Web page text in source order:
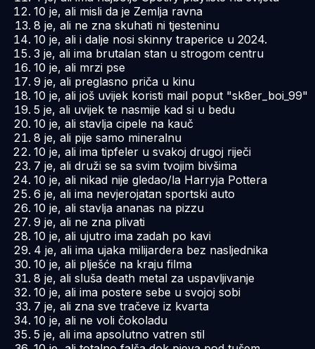
10 je, ali misli da je Zemlja ravna
8 je, ali ne zna skuhati ni tjesteninu
10 je, ali i dalje nosi skinny traperice u 2024.
3 je, ali ima brutalan stan u strogom centru
10 je, ali mrzi pse
9 je, ali preglasno priča u kinu
10 je, ali još uvijek koristi mail poput "sk8er_boi_99"
5 je, ali uvijek te nasmije kad si u bedu
10 je, ali stavlja cipele na kauč
8 je, ali pije samo mineralnu
10 je, ali ima tipfeler u svakoj drugoj riječi
7 je, ali druži se sa svim tvojim bivšima
10 je, ali nikad nije gledao/la Harryja Pottera
6 je, ali ima nevjerojatan sportski auto
10 je, ali stavlja ananas na pizzu
9 je, ali ne zna plivati
10 je, ali ujutro ima zadah po kavi
4 je, ali ima ujaka milijardera bez nasljednika
10 je, ali plješće na kraju filma
8 je, ali sluša death metal za uspavljivanje
10 je, ali ima postere sebe u svojoj sobi
7 je, ali zna sve tračeve iz kvarta
10 je, ali ne voli čokoladu
5 je, ali ima apsolutno vatren stil